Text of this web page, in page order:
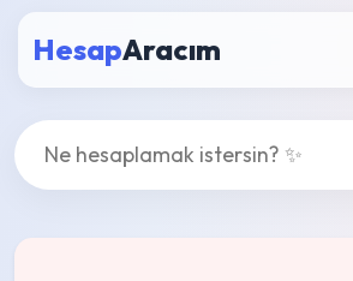
HesapAracım